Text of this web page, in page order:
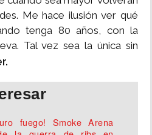
Me hace ilusión ver qué
tenga 80 años, con la
Tal vez sea la única sin
fuego! Smoke Arena